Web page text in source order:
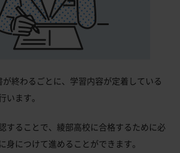
終わるごとに、学習内容が定着している
います。
することで、綾部高校に合格するために必
身につけて進めることができます。